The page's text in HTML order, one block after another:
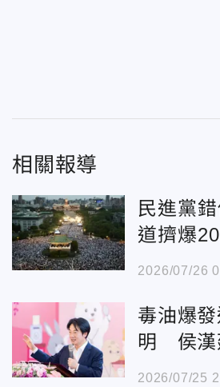
相關報導
民進黨
道擠爆
清德下
2026/07/26
毒油爆
明 侯漢
糧比關心
2026/07/25